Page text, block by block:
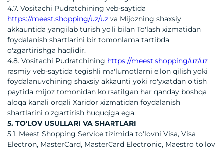
4.7. Vositachi Pudratchining veb-saytida
https://meest.shopping/uz/uz va Mijozning shaxsiy
akkauntida yangilab turish yo'li bilan To'lash xizmatidan
foydalanish shartlarini bir tomonlama tartibda
o'zgartirishga haqlidir.
4.8. Vositachi Pudratchining https://meest.shopping/uz/uz
rasmiy veb-saytida tegishli ma'lumotlarni e'lon qilish yoki
foydalanuvchining shaxsiy akkaunti yoki ro'yxatdan o'tish
paytida mijoz tomonidan ko'rsatilgan har qanday boshqa
aloqa kanali orqali Xaridor xizmatidan foydalanish
shartlarini o'zgartirish huquqiga ega.
5. TO'LOV USULLARI VA SHARTLARI
5.1. Meest Shopping Service tizimida to'lovni Visa, Visa
Electron, MasterCard, MasterCard Electronic, Maestro to'lov